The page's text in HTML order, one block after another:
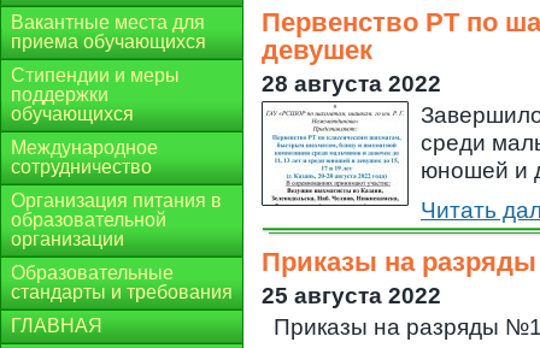
Вакантные места для
приема обучающихся
Стипендии и меры
поддержки
обучающихся
Международное
сотрудничество
Организация питания в
образовательной
организации
Образовательные
стандарты и требования
ГЛАВНАЯ
Первенство РТ по
девушек
28 августа 2022
среди
юношей и
Читать
Приказы на
25 августа 2022
Приказы на разряды